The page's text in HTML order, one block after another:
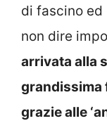
di fascino
non dire
arrivata alla
grandissima
grazie alle